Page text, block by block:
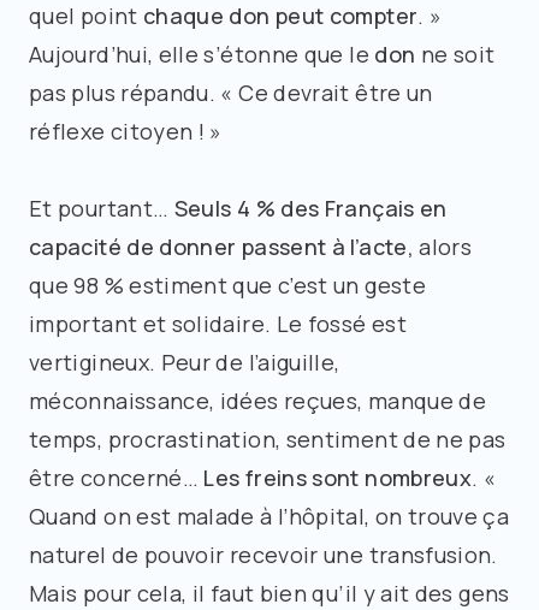
quel point chaque don peut compter. »
Aujourd’hui, elle s’étonne que le don ne soit
pas plus répandu. « Ce devrait être un
réflexe citoyen ! »
Et pourtant… Seuls 4 % des Français en
capacité de donner passent à l’acte, alors
que 98 % estiment que c’est un geste
important et solidaire. Le fossé est
vertigineux. Peur de l’aiguille,
méconnaissance, idées reçues, manque de
temps, procrastination, sentiment de ne pas
être concerné… Les freins sont nombreux. «
Quand on est malade à l’hôpital, on trouve ça
naturel de pouvoir recevoir une transfusion.
Mais pour cela, il faut bien qu’il y ait des gens